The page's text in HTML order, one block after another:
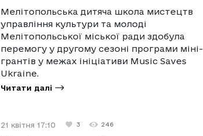
Мелітопольська дитяча школа мистецтв
управління культури та молоді
Мелітопольської міської ради здобула
перемогу у другому сезоні програми міні-
грантів у межах ініціативи Music Saves
Ukraine.
Читати далі
21 квітня 17:10 3 246